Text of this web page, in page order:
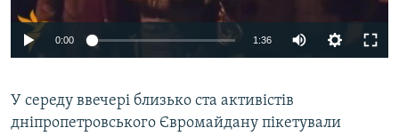
ВІДЕОУРОКИ «ELIFBE»
СВІДЧЕННЯ ОКУПАЦІЇ
ІНФОГРАФІКА
Русский
Qırımtatar
ДОЛУЧАЙСЯ!
0:00 1:36
У середу ввечері близько ста активістів
дніпропетровського Євромайдану пікетували